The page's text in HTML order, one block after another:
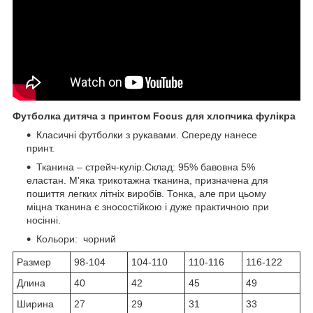
Футболка дитяча з принтом Focus для хлопчика фулікра
Класичні футболки з рукавами. Спереду нанесе
принт.
Тканина – стрейч-кулір.Склад: 95% бавовна 5%
еластан. М'яка трикотажна тканина, призначена для
пошиття легких літніх виробів. Тонка, але при цьому
міцна тканина є зносостійкою і дуже практичною при
носінні.
Кольори: чорний
Размер 98-104 104-110 110-116
116-122
Длина
40 42 45
49
Ширина
27 29 31 33